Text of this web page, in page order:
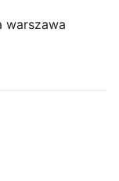
warszawa